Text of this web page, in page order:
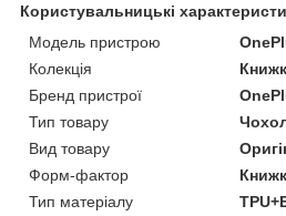
Користувальницькі
Модель пристрою
Колекція
Бренд пристрої
Тип товару
Вид товару
Форм-фактор
Тип матеріалу